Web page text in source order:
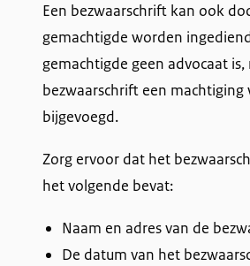
Een bezwaarschrift kan ook
gemachtigde worden
gemachtigde geen advocaat
bezwaarschrift een machtiging
bijgevoegd.
Zorg ervoor dat het
het volgende bevat:
Naam en adres van de
De datum van het